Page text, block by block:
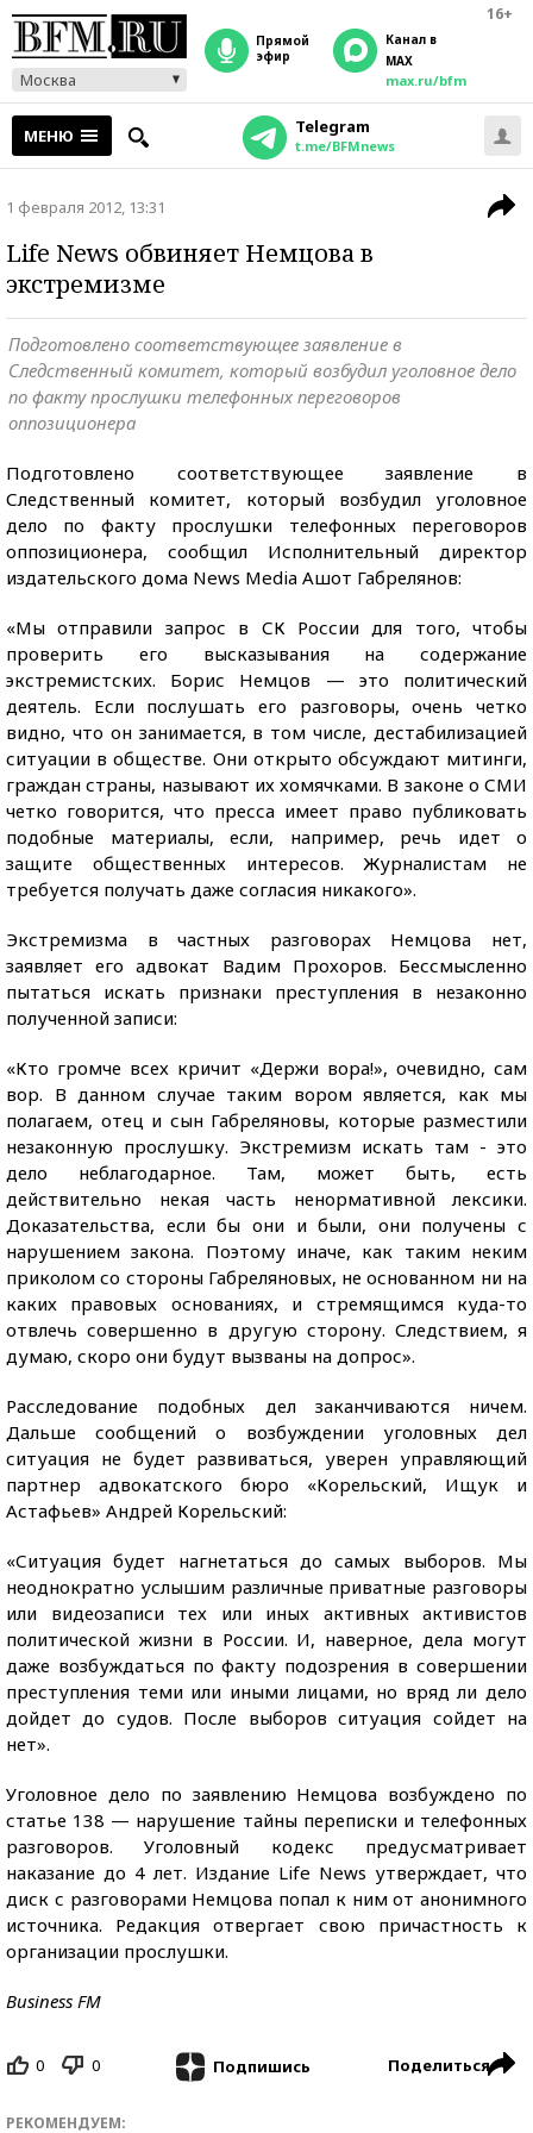
16+
Москва
прямой
эфир
Канал в
MAX
max.ru/bfm
МЕНЮ Telegram
t.me/BFMnews
1 февраля 2012, 13:31
Life News обвиняет Немцова в
экстремизме
Подготовлено соответствующее заявление в
Следственный комитет, который возбудил уголовное дело
по факту прослушки телефонных переговоров
оппозиционера
Подготовлено соответствующее заявление в
Следственный комитет, который возбудил уголовное
дело по факту прослушки телефонных переговоров
оппозиционера, сообщил Исполнительный директор
издательского дома News Media Ашот Габрелянов:
«Мы отправили запрос в СК России для того, чтобы
проверить его высказывания на содержание
экстремистских. Борис Немцов — это политический
деятель. Если послушать его разговоры, очень четко
видно, что он занимается, в том числе, дестабилизацией
ситуации в обществе. Они открыто обсуждают митинги,
граждан страны, называют их хомячками. В законе о СМИ
четко говорится, что пресса имеет право публиковать
подобные материалы, если, например, речь идет о
защите общественных интересов. Журналистам не
требуется получать даже согласия никакого».
Экстремизма в частных разговорах Немцова нет,
заявляет его адвокат Вадим Прохоров. Бессмысленно
пытаться искать признаки преступления в незаконно
полученной записи:
«Кто громче всех кричит «Держи вора!», очевидно, сам
вор. В данном случае таким вором является, как мы
полагаем, отец и сын Габреляновы, которые разместили
незаконную прослушку. Экстремизм искать там - это
дело неблагодарное. Там, может быть, есть
действительно некая часть ненормативной лексики.
Доказательства, если бы они и были, они получены с
нарушением закона. Поэтому иначе, как таким неким
приколом со стороны Габреляновых, не основанном ни на
каких правовых основаниях, и стремящимся куда-то
отвлечь совершенно в другую сторону. Следствием, я
думаю, скоро они будут вызваны на допрос».
Расследование подобных дел заканчиваются ничем.
Дальше сообщений о возбуждении уголовных дел
ситуация не будет развиваться, уверен управляющий
партнер адвокатского бюро «Корельский, Ищук и
Астафьев» Андрей Корельский:
«Ситуация будет нагнетаться до самых выборов. Мы
неоднократно услышим различные приватные разговоры
или видеозаписи тех или иных активных активистов
политической жизни в России. И, наверное, дела могут
даже возбуждаться по факту подозрения в совершении
преступления теми или иными лицами, но вряд ли дело
дойдет до судов. После выборов ситуация сойдет на
нет».
Уголовное дело по заявлению Немцова возбуждено по
статье 138 — нарушение тайны переписки и телефонных
разговоров. Уголовный кодекс предусматривает
наказание до 4 лет. Издание Life News утверждает, что
диск с разговорами Немцова попал к ним от анонимного
источника. Редакция отвергает свою причастность к
организации прослушки.
Business FM
0 0 Подпишись Поделиться
РЕКОМЕНДУЕМ: